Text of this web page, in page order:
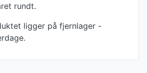
rundt.
ligger på fjernlager -